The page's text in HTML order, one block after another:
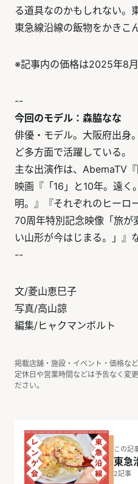
る道具なのかもしれない。
東急線沿線の飯物をかきこ
※記事内の価格は2025年8月
--
今回のモデル：森脇なな
俳優・モデル。大阪府出身
ど多方面で活躍している。
主な出演作は、AbemaTV
映画『「16」と10年。遠
明。』『それぞれのヒーロ
70周年特別記念映像「旅が
い山形が今はじまる。」』
--
文/菱山恵巳子
写真/高山諒
編集/ヒャクマンボルト
掲載店舗・施設・イベント・価格な
定休日や営業時間などは予告なく変
ださい。
この記
東急
2記事